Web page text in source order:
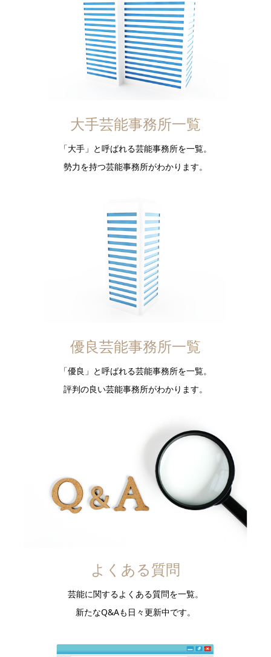
大手芸能事務所一覧
「大手」と呼ばれる芸能事務所を一覧。
勢力を持つ芸能事務所がわかります。
優良芸能事務所一覧
「優良」と呼ばれる芸能事務所を一覧。
評判の良い芸能事務所がわかります。
よくある質問
芸能に関するよくある質問を一覧。
新たなQ&Aも日々更新中です。